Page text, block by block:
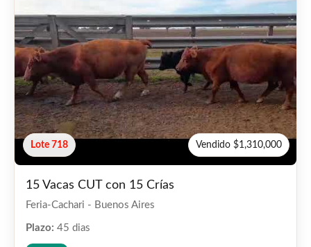
Lote 718 Vendido $1,310,000
15 Vacas CUT con 15 Crías
Feria-Cachari - Buenos Aires
Plazo: 45 dias